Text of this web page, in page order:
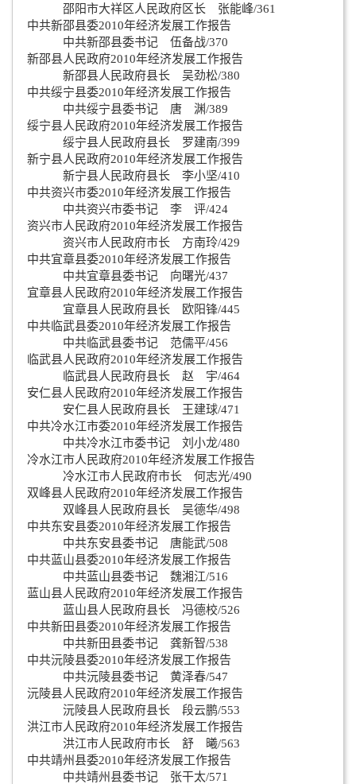
邵阳市大祥区人民政府区长 张能峰/361
中共新邵县委2010年经济发展工作报告
中共新邵县委书记 伍备战/370
新邵县人民政府2010年经济发展工作报告
新邵县人民政府县长 吴劲松/380
中共绥宁县委2010年经济发展工作报告
中共绥宁县委书记 唐 渊/389
绥宁县人民政府2010年经济发展工作报告
绥宁县人民政府县长 罗建南/399
新宁县人民政府2010年经济发展工作报告
新宁县人民政府县长 李小坚/410
中共资兴市委2010年经济发展工作报告
中共资兴市委书记 李 评/424
资兴市人民政府2010年经济发展工作报告
资兴市人民政府市长 方南玲/429
中共宜章县委2010年经济发展工作报告
中共宜章县委书记 向曙光/437
宜章县人民政府2010年经济发展工作报告
宜章县人民政府县长 欧阳锋/445
中共临武县委2010年经济发展工作报告
中共临武县委书记 范儒平/456
临武县人民政府2010年经济发展工作报告
临武县人民政府县长 赵 宇/464
安仁县人民政府2010年经济发展工作报告
安仁县人民政府县长 王建球/471
中共冷水江市委2010年经济发展工作报告
中共冷水江市委书记 刘小龙/480
冷水江市人民政府2010年经济发展工作报告
冷水江市人民政府市长 何志光/490
双峰县人民政府2010年经济发展工作报告
双峰县人民政府县长 吴德华/498
中共东安县委2010年经济发展工作报告
中共东安县委书记 唐能武/508
中共蓝山县委2010年经济发展工作报告
中共蓝山县委书记 魏湘江/516
蓝山县人民政府2010年经济发展工作报告
蓝山县人民政府县长 冯德校/526
中共新田县委2010年经济发展工作报告
中共新田县委书记 龚新智/538
中共沅陵县委2010年经济发展工作报告
中共沅陵县委书记 黄泽春/547
沅陵县人民政府2010年经济发展工作报告
沅陵县人民政府县长 段云鹏/553
洪江市人民政府2010年经济发展工作报告
洪江市人民政府市长 舒 曦/563
中共靖州县委2010年经济发展工作报告
中共靖州县委书记 张干太/571